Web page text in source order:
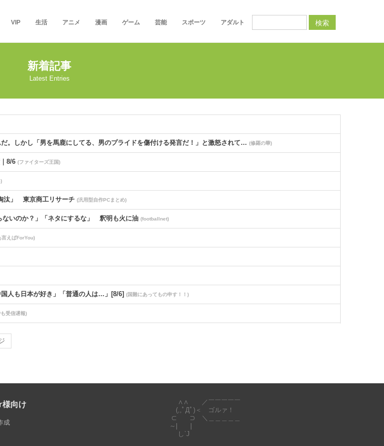
VIP 生活 アニメ 漫画 ゲーム 芸能 スポーツ アダルト 検索
新着記事
Latest Entries
。しかし「男を馬鹿にしてる、男のプライドを傷付ける発言だ！」と激怒されて… (修羅の華)
8/6 (ファイターズ王国)
汰」 東京商工リサーチ (汎用型自作PCまとめ)
ないのか？」「ネタにするな」 釈明も火に油 (footballnet)
言えばForYou)
人も日本が好き」「普通の人は…」[8/6] (国難にあってもの申す！！)
受信遅報)
「お酒」と判明
露「わざわざお知らせすることではないですが、気になることがあり」
受信遅報)
向け
成
∧∧ ／￣￣￣￣￣
(,,ﾟДﾟ)＜ ゴルァ！
⊂ ⊃ ＼＿＿＿＿＿
～| |
し`J